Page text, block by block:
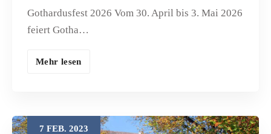
Gothardusfest 2026 Vom 30. April bis 3. Mai 2026
feiert Gotha…
Mehr lesen
7 FEB. 2023